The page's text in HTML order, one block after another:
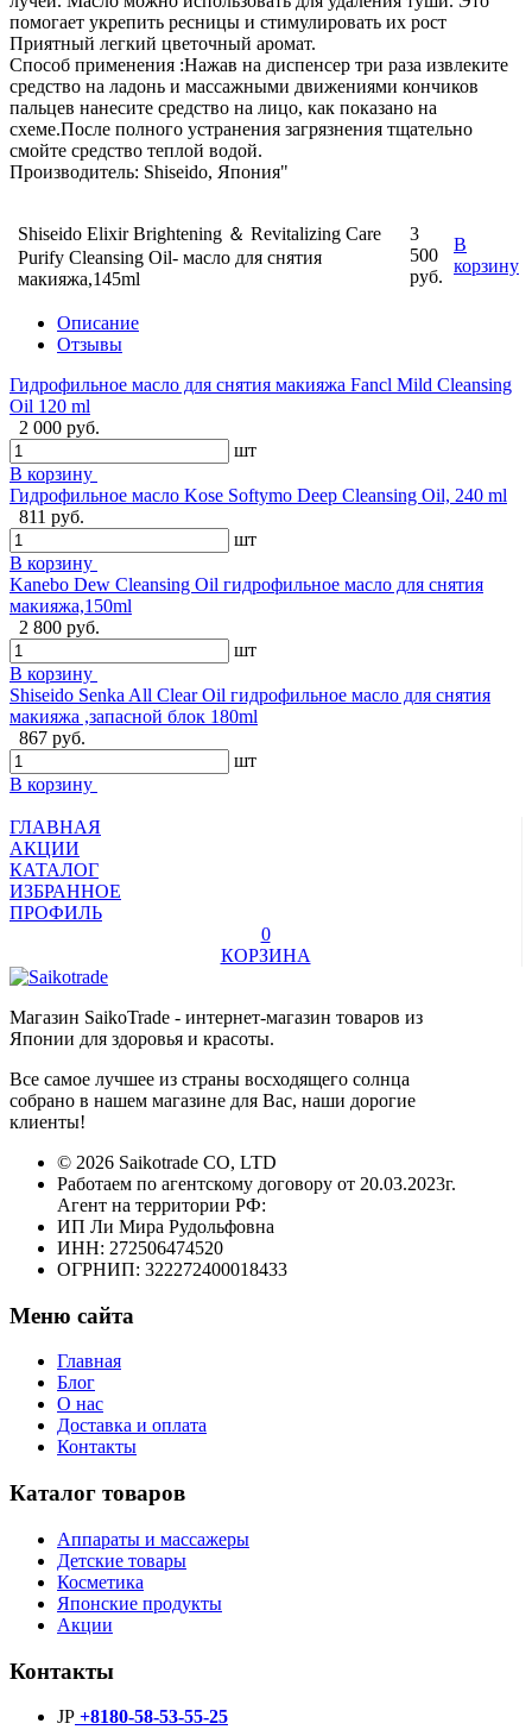
помогает укрепить ресницы и стимулировать их рост
Приятный легкий цветочный аромат.
Способ применения :Нажав на диспенсер три раза извлеките
средство на ладонь и массажными движениями кончиков
пальцев нанесите средство на лицо, как показано на
схеме.После полного устранения загрязнения тщательно
смойте средство теплой водой.
Производитель: Shiseido, Япония"
Shiseido Elixir Brightening ＆ Revitalizing Care
Purify Cleansing Oil- масло для снятия
макияжа,145ml
3
500
руб.
В
корзину
Описание
Отзывы
Гидрофильное масло для снятия макияжа Fancl Mild Cleansing
Oil 120 ml
2 000 руб.
шт
В корзину
Гидрофильное масло Kose Softymo Deep Cleansing Oil, 240 ml
811 руб.
шт
В корзину
Kanebo Dew Cleansing Oil гидрофильное масло для снятия
макияжа,150ml
2 800 руб.
шт
В корзину
Shiseido Senka All Clear Oil гидрофильное масло для снятия
макияжа ,запасной блок 180ml
867 руб.
шт
В корзину
ГЛАВНАЯ
АКЦИИ
КАТАЛОГ
ИЗБРАННОЕ
ПРОФИЛЬ
0
КОРЗИНА
Магазин SaikoTrade - интернет-магазин товаров из
Японии для здоровья и красоты.
Все самое лучшее из страны восходящего солнца
собрано в нашем магазине для Вас, наши дорогие
клиенты!
© 2026 Saikotrade CO, LTD
Работаем по агентскому договору от 20.03.2023г.
Агент на территории РФ:
ИП Ли Мира Рудольфовна
ИНН: 272506474520
ОГРНИП: 322272400018433
Меню сайта
Главная
Блог
О нас
Доставка и оплата
Контакты
Каталог товаров
Аппараты и массажеры
Детские товары
Косметика
Японские продукты
Акции
Контакты
JP +8180-58-53-55-25